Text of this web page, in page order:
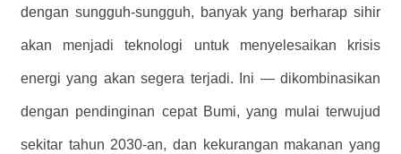
dengan sungguh-sungguh, banyak yang berharap sihir
akan menjadi teknologi untuk menyelesaikan krisis
energi yang akan segera terjadi. Ini — dikombinasikan
dengan pendinginan cepat Bumi, yang mulai terwujud
sekitar tahun 2030-an, dan kekurangan makanan yang